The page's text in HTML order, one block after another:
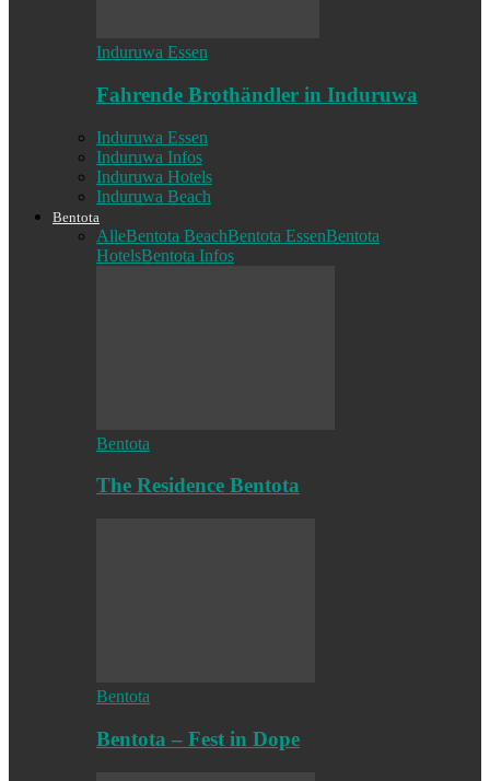
Induruwa Essen
Fahrende Brothändler in Induruwa
Induruwa Essen
Induruwa Infos
Induruwa Hotels
Induruwa Beach
Bentota
AlleBentota BeachBentota EssenBentota
HotelsBentota Infos
Bentota
The Residence Bentota
Bentota
Bentota – Fest in Dope